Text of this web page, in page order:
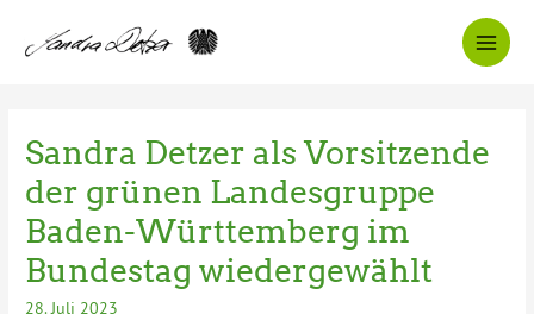
Inhalt
Sandra Detzer als Vorsitzende
der grünen Landesgruppe
Baden-Württemberg im
Bundestag wiedergewählt
28. Juli 2023